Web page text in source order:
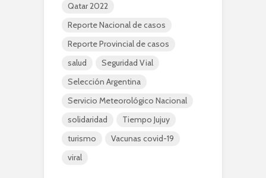
Qatar 2022
Reporte Nacional de casos
Reporte Provincial de casos
salud
Seguridad Vial
Selección Argentina
Servicio Meteorológico Nacional
solidaridad
Tiempo Jujuy
turismo
Vacunas covid-19
viral